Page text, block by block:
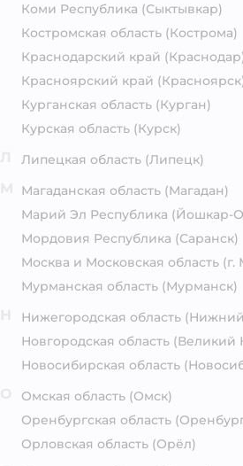
Коми Республика (Сыктывкар)
Костромская область (Кострома)
Краснодарский край
Красноярский край
Курганская область (Курган)
Курская область (Курск)
Липецкая область (Липецк)
Магаданская область (Магадан)
Марий Эл Республика (Йошкар-
Мордовия Республика (Саранск)
Москва и Московская область (г.
Мурманская область (Мурманск)
Нижегородская область
Новгородская область (Великий
Новосибирская область
Омская область (Омск)
Оренбургская область
Орловская область (Орёл)